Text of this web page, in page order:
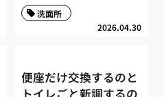
2026.04.30
洗面所
便座だけ交換するのと
トイレごと新調するの